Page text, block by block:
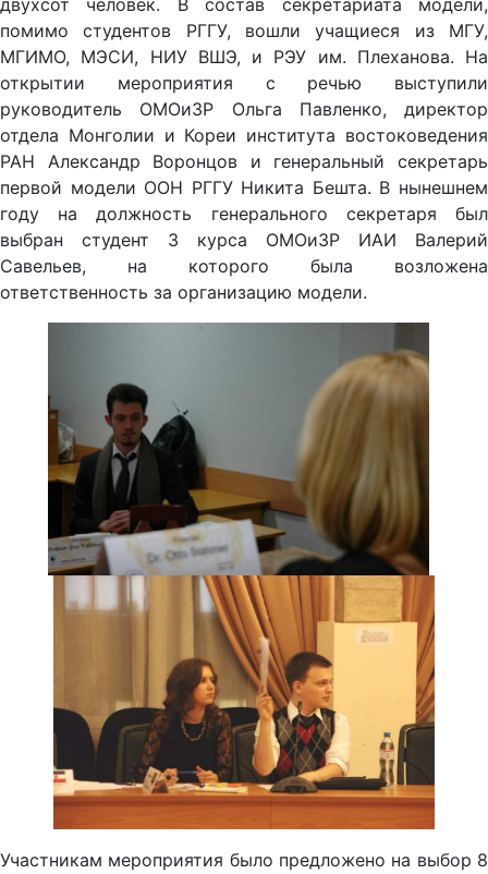
двухсот человек. В состав секретариата модели,
помимо студентов РГГУ, вошли учащиеся из МГУ,
МГИМО, МЭСИ, НИУ ВШЭ, и РЭУ им. Плеханова. На
открытии мероприятия с речью выступили
руководитель ОМОиЗР Ольга Павленко, директор
отдела Монголии и Кореи института востоковедения
РАН Александр Воронцов и генеральный секретарь
первой модели ООН РГГУ Никита Бешта. В нынешнем
году на должность генерального секретаря был
выбран студент 3 курса ОМОиЗР ИАИ Валерий
Савельев, на которого была возложена
ответственность за организацию модели.
Участникам мероприятия было предложено на выбор 8